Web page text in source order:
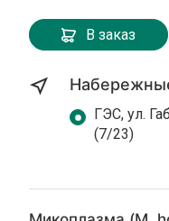
В заказ
ГЭС, ул.
(7/23)